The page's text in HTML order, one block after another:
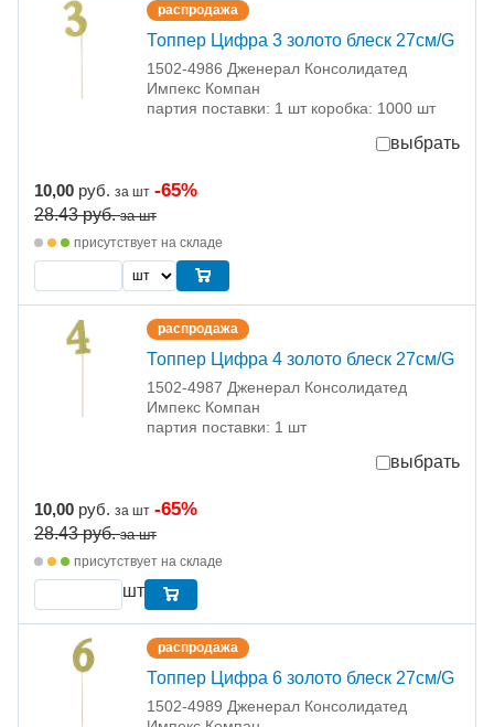
распродажа
Топпер Цифра 3 золото блеск 27см/G
1502-4986 Дженерал Консолидатед
Импекс Компан
партия поставки: 1 шт коробка: 1000 шт
выбрать
10,00 руб. за шт -65%
28.43руб. за шт
присутствует на складе
распродажа
Топпер Цифра 4 золото блеск 27см/G
1502-4987 Дженерал Консолидатед
Импекс Компан
партия поставки: 1 шт
выбрать
10,00 руб. за шт -65%
28.43руб. за шт
присутствует на складе
шт
распродажа
Топпер Цифра 6 золото блеск 27см/G
1502-4989 Дженерал Консолидатед